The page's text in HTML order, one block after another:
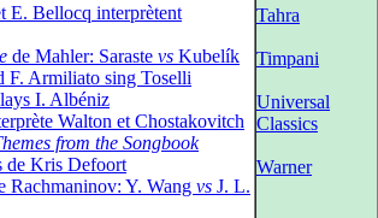
E. Bellocq interprètent
de Mahler: Saraste vs Kubelík
F. Armiliato sing Toselli
I. Albéniz
Walton et Chostakovitch
from the Songbook
de Kris Defoort
Rachmaninov: Y. Wang vs J. L.
Tahra
Timpani
Universal
Classics
Warner